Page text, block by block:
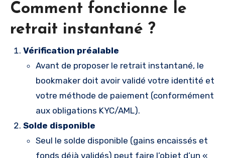
Comment fonctionne le
retrait instantané ?
Vérification préalable
Avant de proposer le retrait instantané, le
bookmaker doit avoir validé votre identité et
votre méthode de paiement (conformément
aux obligations KYC/AML).
Solde disponible
Seul le solde disponible (gains encaissés et
fonds déjà validés) peut faire l’objet d’un «